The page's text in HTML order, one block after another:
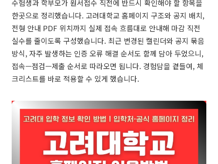
수험생과 학부모가 원서접수 직전에 반드시 확인해야 할 항목을
한곳으로 정리했습니다. 고려대학교 홈페이지 구조와 공지 배치,
전형 안내 PDF 위치까지 실제 접속 흐름대로 안내해 마감 직전
실수를 줄이도록 구성했습니다. 최근 변경된 캘린더와 공지 묶음
방식, 자주 발생하는 인증 오류 해결 순서도 함께 담아 두었으니,
접속—점검—제출 순서로 따라오면 됩니다. 경험담을 곁들여, 체
크리스트를 바로 적용할 수 있게 했습니다.